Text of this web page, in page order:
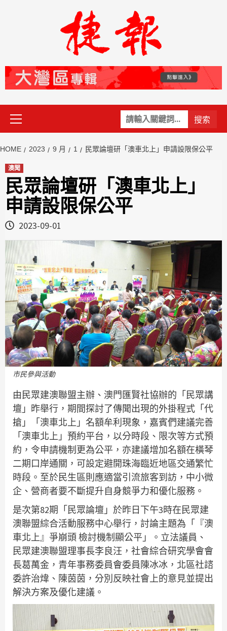
關
鍵
Primary
Menu
HOME 2023 9 月 1 民眾論壇研「澳車北上」申請設限保公平
澳聞
民眾論壇研「澳車北上」
申請設限保公平
2023-09-01
市民參與活動
由民眾建澳聯盟主辦、澳門匯賢社協辦的「民眾講
壇」昨舉行，期間探討了傳聞出現的外掛程式「代
搶」「澳車北上」名額牟利現象，嘉賓們建議完善
「澳車北上」預約平台，以分時段、限次等方式預
約，令申請機制更為公平，亦建議增加名額在橫琴
二期口岸通關，可設定避開珠海臨近地區交通繁忙
時段。至於民生區則應適當引流旅客到訪，中小微
企、營商者要不斷提升自身競爭力和優化服務。
是次第82期「民眾論壇」於昨日下午3時在民眾建
澳聯盟綜合活動服務中心舉行，討論主題為「『澳
車北上』爭崩頭 檢討機制顯公平」。立法議員、
民眾建澳聯盟理事長李良汪，社會綜合研究學會會
長葛萬金，青年事務委員會委員陳冰冰，北區社諮
委許治煒、陳茵茵，分別反映社會上的意見並提出
解決方案及優化建議。